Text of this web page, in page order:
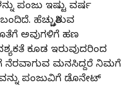
ಪಂಜು ಇಷ್ಟು ವರ್ಷ
ಹೆಚ್ಚುತ್ತಿರುವ
ಅವುಗಳಿಗೆ ಹಣ
ಕೂಡ ಇರುವುದರಿಂದ
ಮನಸಿದ್ದರೆ ನಿಮಗೆ
ಪಂಜುವಿಗೆ ಡೊನೇಟ್‌